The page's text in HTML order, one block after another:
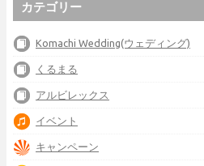
カテゴリー
Komachi Wedding(ウェディング)
くるまる
アルビレックス
イベント
キャンペーン